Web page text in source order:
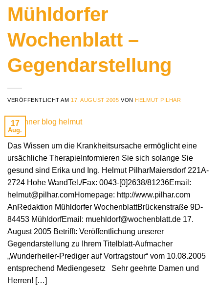
Mühldorfer
Wochenblatt –
Gegendarstellung
VERÖFFENTLICHT AM 17. AUGUST 2005 VON HELMUT PILHAR
17
Aug.
Das Wissen um die Krankheitsursache ermöglicht eine
ursächliche TherapieInformieren Sie sich solange Sie
gesund sind Erika und Ing. Helmut PilharMaiersdorf 221A-
2724 Hohe WandTel./Fax: 0043-[0]2638/81236Email:
helmut@pilhar.comHomepage: http://www.pilhar.com
AnRedaktion Mühldorfer WochenblattBrückenstraße 9D-
84453 MühldorfEmail: muehldorf@wochenblatt.de 17.
August 2005 Betrifft: Veröffentlichung unserer
Gegendarstellung zu Ihrem Titelblatt-Aufmacher
„Wunderheiler-Prediger auf Vortragstour“ vom 10.08.2005
entsprechend Mediengesetz Sehr geehrte Damen und
Herren! […]